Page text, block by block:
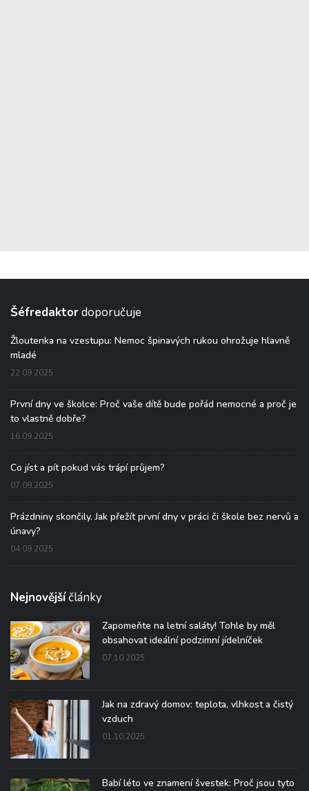
Šéfredaktordoporučuje
Žloutenka na vzestupu: Nemoc špinavých rukou ohrožuje hlavně
mladé
22.09.2025
První dny ve školce: Proč vaše dítě bude pořád nemocné a proč je
to vlastně dobře?
16.09.2025
Co jíst a pít pokud vás trápí průjem?
07.09.2025
Prázdniny skončily. Jak přežít první dny v práci či škole bez nervů a
únavy?
04.09.2025
Nejnovějšíčlánky
Zapomeňte na letní saláty! Tohle by měl
obsahovat ideální podzimní jídelníček
07.10.2025
Jak na zdravý domov: teplota, vlhkost a čistý
vzduch
01.10.2025
Babí léto ve znamení švestek: Proč jsou tyto